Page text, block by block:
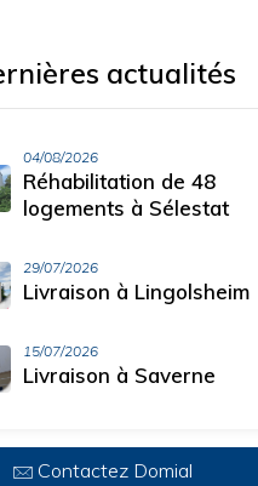
actualités
04/08/2026
Réhabilitation de 48
logements à Sélestat
29/07/2026
Livraison à Lingolsheim
15/07/2026
Livraison à Saverne
Contactez Domial